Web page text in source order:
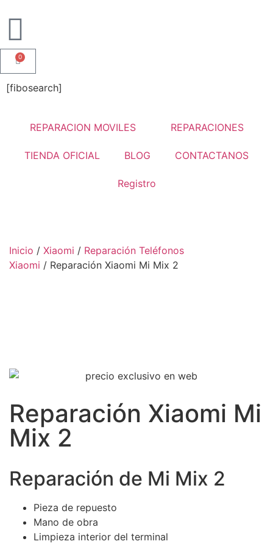
0
[fibosearch]
REPARACION MOVILES REPARACIONES
TIENDA OFICIAL BLOG CONTACTANOS
Registro
Inicio / Xiaomi / Reparación Teléfonos
Xiaomi / Reparación Xiaomi Mi Mix 2
Reparación Xiaomi Mi
Mix 2
Reparación de Mi Mix 2
Pieza de repuesto
Mano de obra
Limpieza interior del terminal